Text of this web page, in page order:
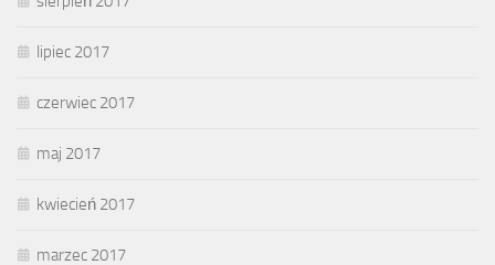
lipiec 2017
czerwiec 2017
maj 2017
kwiecień 2017
marzec 2017